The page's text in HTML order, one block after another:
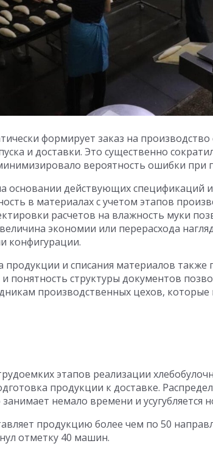
формирует заказ на производство
и доставки. Это существенно
вероятность ошибки при
основании действующих спецификаций
в материалах с учетом этапов
расчетов на влажность муки
экономии или перерасхода
конфигурации.
и списания материалов также
понятность структуры документов
производственных цехов,
этапов реализации
продукции к доставке.
немало времени и усугубляется
продукцию более чем по 50
отметку 40 машин.